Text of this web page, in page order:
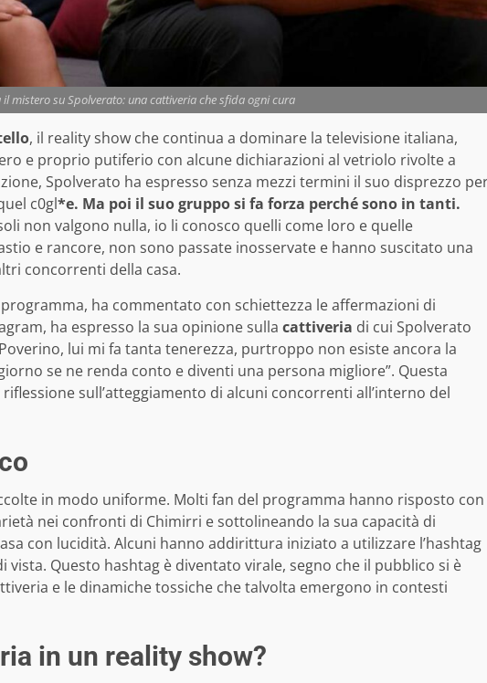
il mistero su Spolverato: una cattiveria che sfida ogni cura
, il reality show che continua a dominare la televisione italiana,
e proprio putiferio con alcune dichiarazioni al vetriolo rivolte a
Spolverato ha espresso senza mezzi termini il suo disprezzo
c0gl*e. Ma poi il suo gruppo si fa forza perché sono in tanti.
non valgono nulla, io li conosco quelli come loro e quelle
e rancore, non sono passate inosservate e hanno suscitato una
concorrenti della casa.
ha commentato con schiettezza le affermazioni di
ha espresso la sua opinione sulla cattiveria di cui Spolverato
lui mi fa tanta tenerezza, purtroppo non esiste ancora la
se ne renda conto e diventi una persona migliore”. Questa
sull’atteggiamento di alcuni concorrenti all’interno del
in modo uniforme. Molti fan del programma hanno risposto con
nei confronti di Chimirri e sottolineando la sua capacità di
con lucidità. Alcuni hanno addirittura iniziato a utilizzare l’hashtag
vista. Questo hashtag è diventato virale, segno che il pubblico si è
e le dinamiche tossiche che talvolta emergono in contesti
in un reality show?